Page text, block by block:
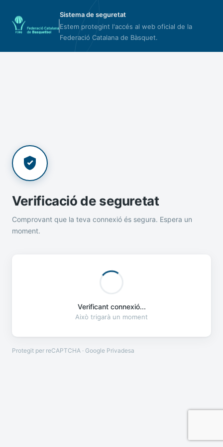
Sistema de seguretat
Estem protegint l'accés al web oficial de la
Federació Catalana de Bàsquet.
Verificació de seguretat
Comprovant que la teva connexió és segura. Espera un
moment.
Verificant connexió...
Això trigarà un moment
Protegit per reCAPTCHA · Google Privadesa